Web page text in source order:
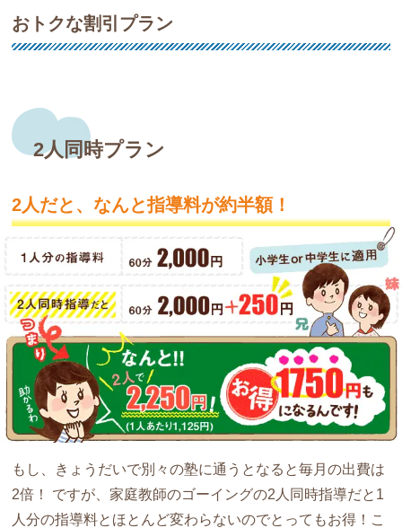
おトクな割引プラン
2人同時プラン
2人だと、なんと指導料が約半額！
もし、きょうだいで別々の塾に通うとなると毎月の出費は
2倍！ ですが、家庭教師のゴーイングの2人同時指導だと 1
人分の指導料とほとんど変わらないのでとってもお得！こ